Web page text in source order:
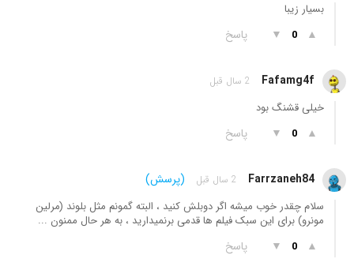
بسیار زیبا
▲
0
▼ پاسخ
Fafamg4f 2 سال قبل
خیلی قشنگ بود
▲
0
▼ پاسخ
Farrzaneh84 2 سال قبل (پرسش)
سلام چقدر خوب میشه اگر دوبلش کنید ، البته گمونم مثل بلوند (مرلین
مونرو) برای این سبک فیلم ها قدمی برنمیدارید ، به هر حال ممنون ...
▲
0
▼ پاسخ